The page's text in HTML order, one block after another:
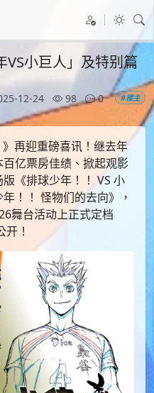
VS小巨人」及特别篇
12-24 98
0
#楼主
再迎重磅喜讯！继去年
亿票房佳绩、掀起观影
《排球少年！！ VS 小
！！ 怪物们的去向》，
舞台活动上正式定档
！